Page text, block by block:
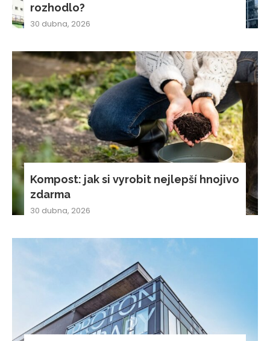
rozhodlo?
30 dubna, 2026
Kompost: jak si vyrobit nejlepší hnojivo
zdarma
30 dubna, 2026